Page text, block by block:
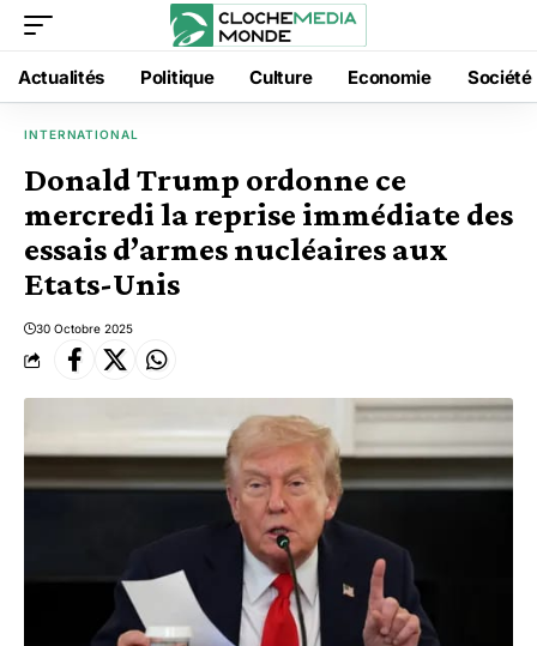
Actualités Politique Culture Economie Société
INTERNATIONAL
Donald Trump ordonne ce
mercredi la reprise immédiate des
essais d’armes nucléaires aux
Etats-Unis
30 Octobre 2025